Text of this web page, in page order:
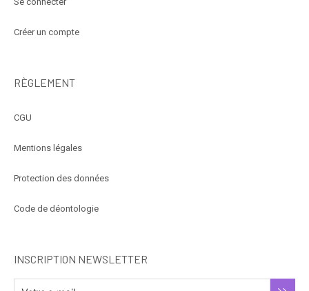
Créer un compte
RÈGLEMENT
CGU
Mentions légales
Protection des données
Code de déontologie
INSCRIPTION NEWSLETTER